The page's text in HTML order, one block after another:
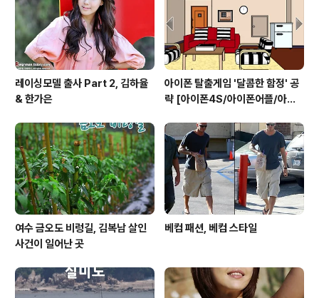
의 환상적인 비주얼과 함께 하면서 내러티브의 흐름를 이
해할 수 있기 때문에..
레이싱모델 출사 Part 2, 김하율
& 한가은
아이폰 탈출게임 '달콤한 함정' 공
략 [아이폰4S/아이폰어플/아이
여수 금오도 비렁길, 김복남 살인
사건이 일어난 곳
베컴 패션, 베컴 스타일